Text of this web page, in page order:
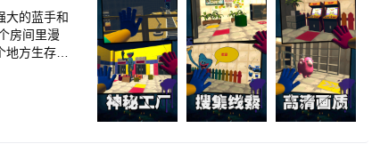
大的蓝手和
房间里漫
方生存下